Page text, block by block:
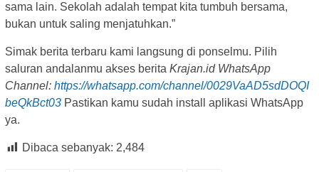
sama lain. Sekolah adalah tempat kita tumbuh bersama,
bukan untuk saling menjatuhkan.”
Simak berita terbaru kami langsung di ponselmu. Pilih
saluran andalanmu akses berita Krajan.id WhatsApp
Channel: https://whatsapp.com/channel/0029VaAD5sdDOQI
beQkBct03 Pastikan kamu sudah install aplikasi WhatsApp
ya.
Dibaca sebanyak: 2,484